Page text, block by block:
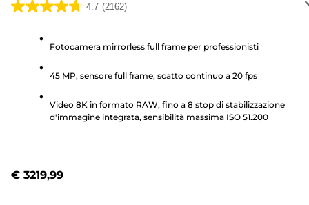
4.7 (2162)
4.7
stelle.
recensioni
Fotocamera mirrorless full frame per professionisti
45 MP, sensore full frame, scatto continuo a 20 fps
Video 8K in formato RAW, fino a 8 stop di stabilizzazione
d'immagine integrata, sensibilità massima ISO 51.200
€ 3219,99